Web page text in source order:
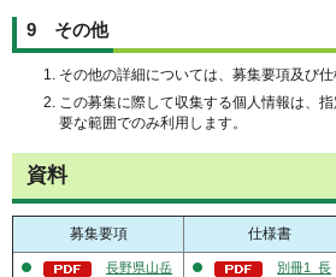
9 その他
その他の詳細については、募集要項及び仕
この募集に際して収集する個人情報は、
要な範囲でのみ利用します。
資料
募集要項 仕様書
長野県山岳
別冊1_長